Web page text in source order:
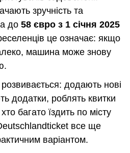
зручність та
до 58 євро з 1 січня 2025
це означає: якщо
машина може знову
додають нові
додатки, роблять квитки
багато їздить по місту
все ще
варіантом.